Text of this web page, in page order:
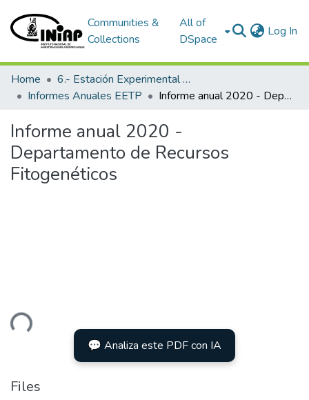
Communities &
Collections
All of
DSpace
Log In
Home
6.- Estación Experimental Tropical Pichilingue
Informes Anuales EETP
Informe anual 2020 - Departamento de Recursos Fitogenéticos
Informe anual 2020 -
Departamento de Recursos
Fitogenéticos
💬 Analiza este PDF con IA
Files